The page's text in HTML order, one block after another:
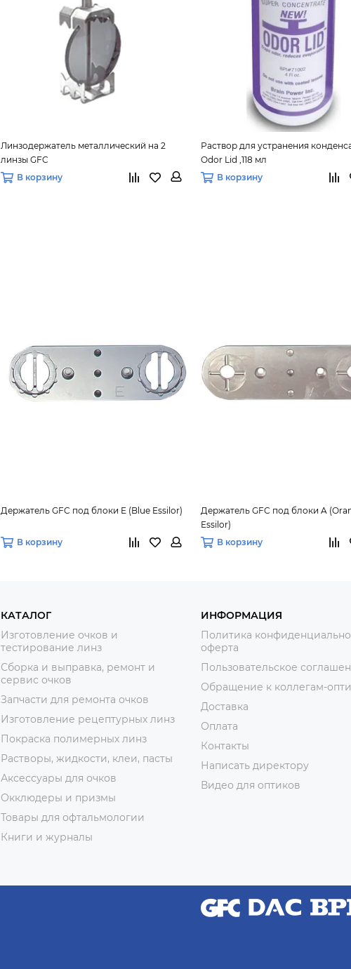
Линзодержатель металлический на 2
линзы GFC
В корзину
Раствор для устранения
Odor Lid ,118 мл
В корзину
Держатель GFC под блоки E (Blue Essilor)
В корзину
Держатель GFC под блоки A
Essilor)
В корзину
КАТАЛОГ
Изготовление очков и
тестирование линз
Сборка и выправка, ремонт и
сервис очков
Запчасти для ремонта очков
Изготовление рецептурных линз
Покраска полимерных линз
Растворы, жидкости, клеи, пасты
Аксессуары для очков
Окклюдеры и призмы
Товары для офтальмологии
Книги и журналы
ИНФОРМАЦИЯ
Политика
оферта
Пользовательское
Обращение к коллегам-
Доставка
Оплата
Контакты
Написать директору
Видео для оптиков